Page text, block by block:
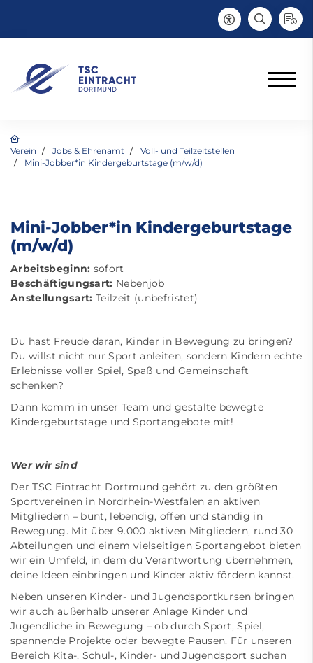
Verein Jobs & Ehrenamt
Voll- und Teilzeitstellen
Mini-Jobber*in Kindergeburtstage (m/w/d)
Mini-Jobber*in Kindergeburtstage
(m/w/d)
Arbeitsbeginn: sofort
Beschäftigungsart: Nebenjob
Anstellungsart: Teilzeit (unbefristet)
Du hast Freude daran, Kinder in Bewegung zu bringen?
Du willst nicht nur Sport anleiten, sondern Kindern echte
Erlebnisse voller Spiel, Spaß und Gemeinschaft
schenken?
Dann komm in unser Team und gestalte bewegte
Kindergeburtstage und Sportangebote mit!
Wer wir sind
Der TSC Eintracht Dortmund gehört zu den größten
Sportvereinen in Nordrhein-Westfalen an aktiven
Mitgliedern – bunt, lebendig, offen und ständig in
Bewegung. Mit über 9.000 aktiven Mitgliedern, rund 30
Abteilungen und einem vielseitigen Sportangebot bieten
wir ein Umfeld, in dem du Verantwortung übernehmen,
deine Ideen einbringen und Kinder aktiv fördern kannst.
Neben unseren Kinder- und Jugendsportkursen bringen
wir auch außerhalb unserer Anlage Kinder und
Jugendliche in Bewegung – ob durch Sport, Spiel,
spannende Projekte oder bewegte Pausen. Für unseren
Bereich Kita-, Schul-, Kinder- und Jugendsport suchen